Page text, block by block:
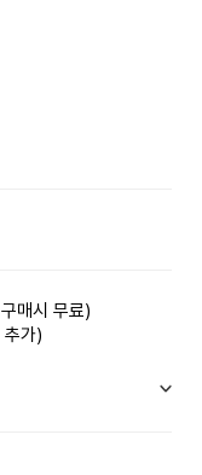
매시 무료)
가)